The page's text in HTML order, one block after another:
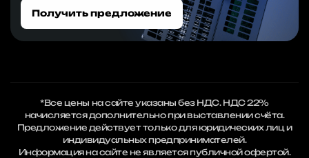
Получить предложение
*Все цены на сайте указаны без НДС. НДС 22%
начисляется дополнительно при выставлении счёта.
Предложение действует только для юридических лиц и
индивидуальных предпринимателей.
Информация на сайте не является публичной офертой.